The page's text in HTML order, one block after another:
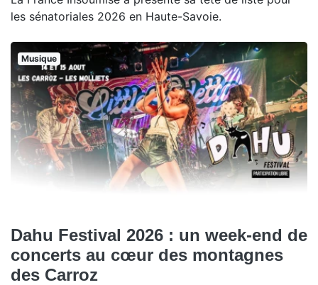
les sénatoriales 2026 en Haute-Savoie.
Musique
Dahu Festival 2026 : un week-end de
concerts au cœur des montagnes
des Carroz